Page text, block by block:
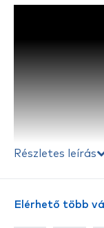
Részletes leírás
Elérhető több